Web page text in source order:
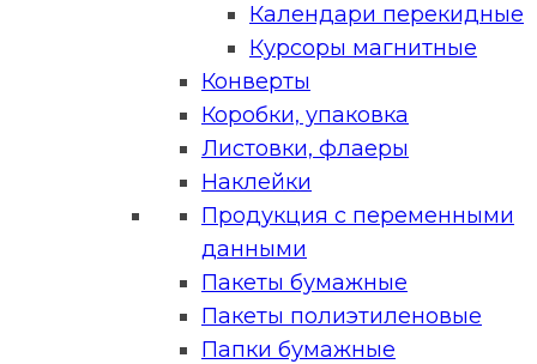
Календари перекидные
Курсоры магнитные
Конверты
Коробки, упаковка
Листовки, флаеры
Наклейки
Продукция с переменными
данными
Пакеты бумажные
Пакеты полиэтиленовые
Папки бумажные